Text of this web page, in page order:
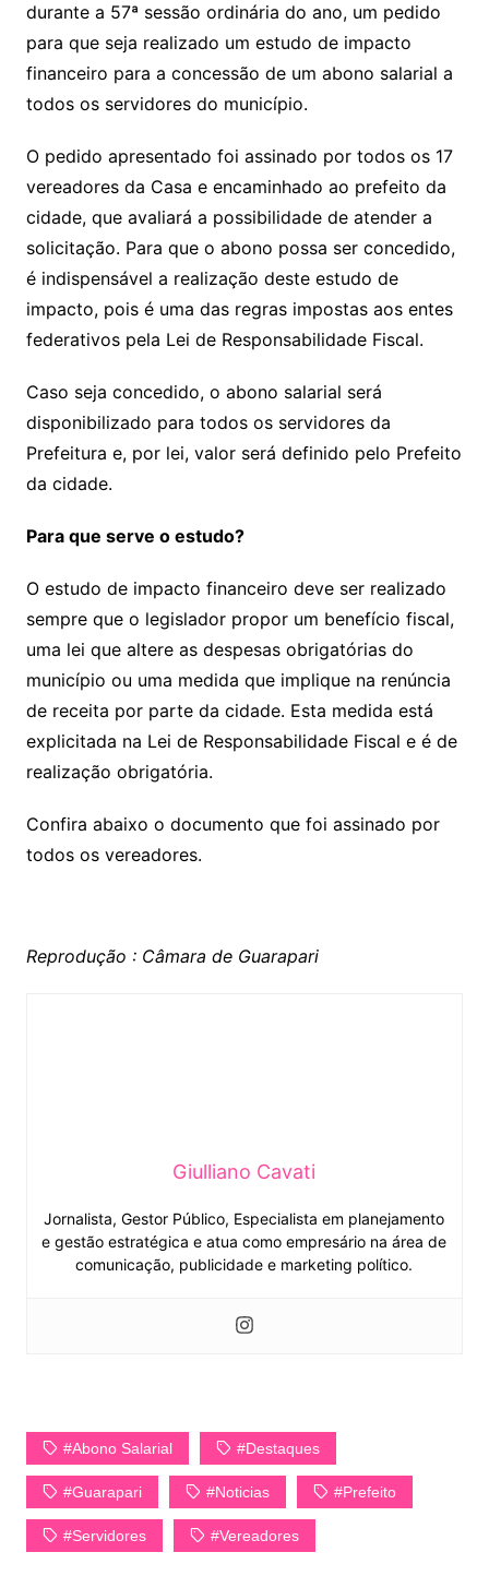
durante a 57ª sessão ordinária do ano, um pedido
para que seja realizado um estudo de impacto
financeiro para a concessão de um abono salarial a
todos os servidores do município.
O pedido apresentado foi assinado por todos os 17
vereadores da Casa e encaminhado ao prefeito da
cidade, que avaliará a possibilidade de atender a
solicitação. Para que o abono possa ser concedido,
é indispensável a realização deste estudo de
impacto, pois é uma das regras impostas aos entes
federativos pela Lei de Responsabilidade Fiscal.
Caso seja concedido, o abono salarial será
disponibilizado para todos os servidores da
Prefeitura e, por lei, valor será definido pelo Prefeito
da cidade.
Para que serve o estudo?
O estudo de impacto financeiro deve ser realizado
sempre que o legislador propor um benefício fiscal,
uma lei que altere as despesas obrigatórias do
município ou uma medida que implique na renúncia
de receita por parte da cidade. Esta medida está
explicitada na Lei de Responsabilidade Fiscal e é de
realização obrigatória.
Confira abaixo o documento que foi assinado por
todos os vereadores.
Reprodução : Câmara de Guarapari
Giulliano Cavati
Jornalista, Gestor Público, Especialista em planejamento
e gestão estratégica e atua como empresário na área de
comunicação, publicidade e marketing político.
#Abono Salarial #Destaques
#Guarapari #Noticias #Prefeito
#Servidores #Vereadores